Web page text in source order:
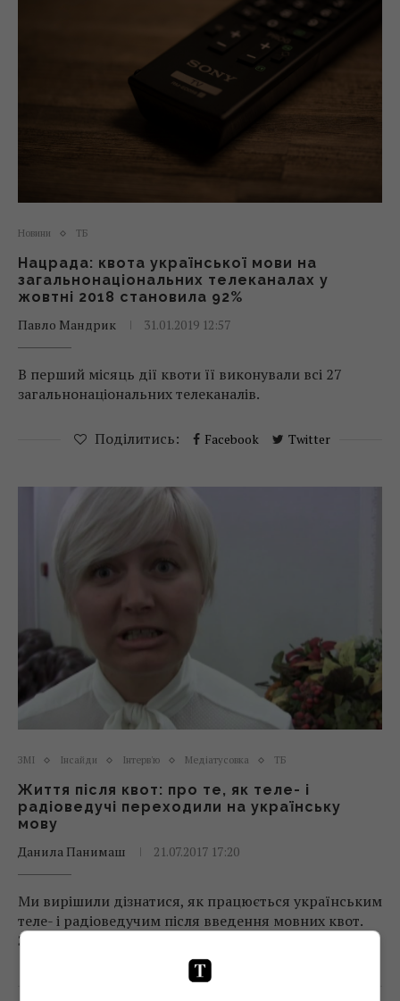
Новини ТБ
Нацрада: квота української мови на
загальнонаціональних телеканалах у
жовтні 2018 становила 92%
Павло Мандрик
31.01.2019 12:57
В перший місяць дії квоти її виконували всі 27
загальнонаціональних телеканалів.
Поділитись: Facebook Twitter
ЗМІ Інсайди Інтерв'ю Медіатусовка ТБ
Життя після квот: про те, як теле- і
радіоведучі переходили на українську
мову
Данила Панимаш
21.07.2017 17:20
Ми вирішили дізнатися, як працюється українським
теле- і радіоведучим після введення мовних квот.
Зокрема, яких зусиль вони докладають...
Facebook